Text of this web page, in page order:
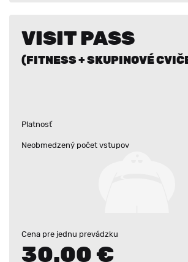
VISIT PASS
(FITNESS + SKUPINOVÉ
Platnosť
Neobmedzený počet vstupov
Cena pre jednu prevádzku
30.00 €